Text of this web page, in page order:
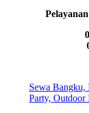
Sewa Bangku,
Party, Outdoor